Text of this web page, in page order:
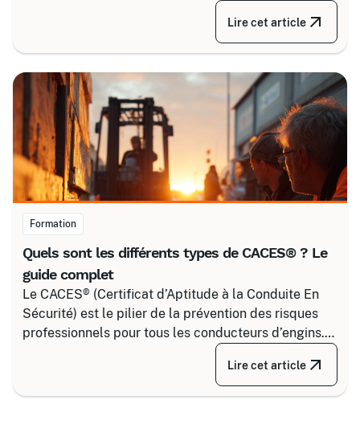
courant. Certalis vous accompagne avec des
formations sur-mesure, initiales ou de recyclage,
pour maîtriser tous les niveaux de sécurité, du
tension.
Lire cet article
Formation
Quels sont les différents types de CACES® ? Le
guide complet
Le CACES® (Certificat d’Aptitude à la Conduite En
Sécurité) est le pilier de la prévention des risques
professionnels pour tous les conducteurs d’engins.
Depuis la réforme de 2020, il s’articule autour de 8
grandes familles d’équipements, divisées selon
Lire cet article